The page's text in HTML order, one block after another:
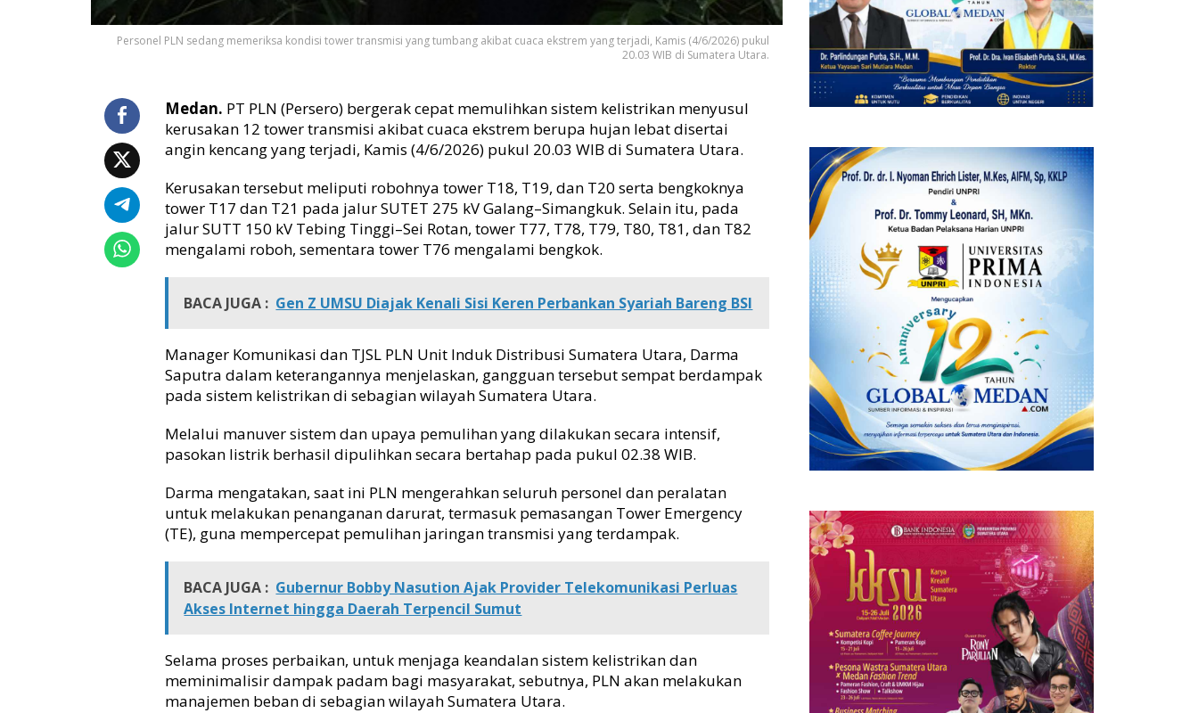
R
u
s
a
A
k
i
b
C
c
a
E
t
r
m
d
i
m
u
Personel PLN sedang memeriksa kondisi tower transmisi yang tumbang akibat cuaca ekstrem yang terjadi, Kamis (4/6/2026) pukul
20.03 WIB di Sumatera Utara.
Medan. PT PLN (Persero) bergerak cepat memulihkan sistem kelistrikan menyusul
kerusakan 12 tower transmisi akibat cuaca ekstrem berupa hujan lebat disertai
angin kencang yang terjadi, Kamis (4/6/2026) pukul 20.03 WIB di Sumatera Utara.
Kerusakan tersebut meliputi robohnya tower T18, T19, dan T20 serta bengkoknya
tower T17 dan T21 pada jalur SUTET 275 kV Galang–Simangkuk. Selain itu, pada
jalur SUTT 150 kV Tebing Tinggi–Sei Rotan, tower T77, T78, T79, T80, T81, dan T82
mengalami roboh, sementara tower T76 mengalami bengkok.
BACA JUGA : Gen Z UMSU Diajak Kenali Sisi Keren Perbankan Syariah Bareng BSI
Manager Komunikasi dan TJSL PLN Unit Induk Distribusi Sumatera Utara, Darma
Saputra dalam keterangannya menjelaskan, gangguan tersebut sempat berdampak
pada sistem kelistrikan di sebagian wilayah Sumatera Utara.
Melalui manuver sistem dan upaya pemulihan yang dilakukan secara intensif,
pasokan listrik berhasil dipulihkan secara bertahap pada pukul 02.38 WIB.
Darma mengatakan, saat ini PLN mengerahkan seluruh personel dan peralatan
untuk melakukan penanganan darurat, termasuk pemasangan Tower Emergency
(TE), guna mempercepat pemulihan jaringan transmisi yang terdampak.
BACA JUGA : Gubernur Bobby Nasution Ajak Provider Telekomunikasi Perluas
Akses Internet hingga Daerah Terpencil Sumut
Selama proses perbaikan, untuk menjaga keandalan sistem kelistrikan dan
meminimalisir dampak padam bagi masyarakat, sebutnya, PLN akan melakukan
manajemen beban di sebagian wilayah Sumatera Utara.